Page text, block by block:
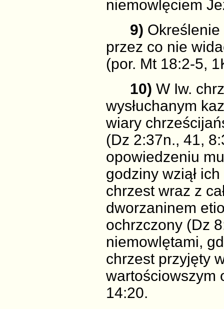
niemowlęciem
9)
przez co nie
(por. Mt 18:2-5,
10) W Iw.
wysłuchanym
wiary
(Dz 2:37n., 41,
opowiedzeniu
godziny wziął
chrzest wraz z
dworzaninem
ochrzczony (Dz
niemowlętami,
chrzest przyjęty
wartościowszym
14:20.